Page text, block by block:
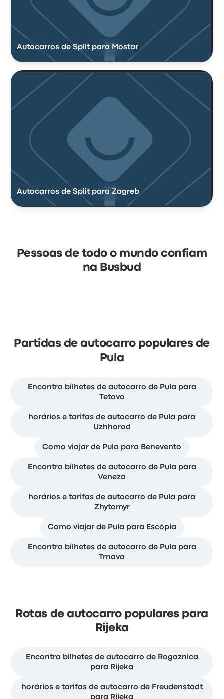
Autocarros de Split para Mostar
Autocarros de Split para Zagreb
Pessoas de todo o mundo confiam
na Busbud
Partidas de autocarro populares de
Pula
Encontra bilhetes de autocarro de Pula para
Tetovo
horários e tarifas de autocarro de Pula para
Uzhhorod
Como viajar de Pula para Benevento
Encontra bilhetes de autocarro de Pula para
Veneza
horários e tarifas de autocarro de Pula para
Zhytomyr
Como viajar de Pula para Escópia
Encontra bilhetes de autocarro de Pula para
Trnava
Rotas de autocarro populares para
Rijeka
Encontra bilhetes de autocarro de Rogoznica
para Rijeka
horários e tarifas de autocarro de Freudenstadt